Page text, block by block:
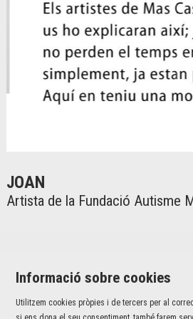
JOAN
Artista de la Fundació Autisme
Informació sobre cookies
Utilitzem cookies pròpies i de tercers per al